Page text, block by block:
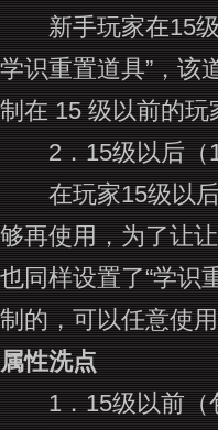
新手玩家在15级
学识重置道具”，该
制在 15 级以前的玩
2．15级以后（
在玩家15级以后，
够再使用，为了让
也同样设置了“学识
制的，可以任意使
属性洗点
1．15级以前（